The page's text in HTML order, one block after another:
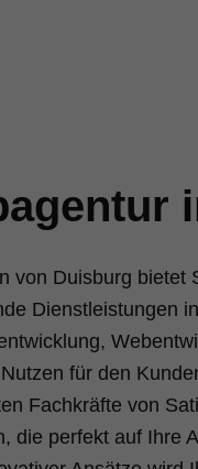
von Duisburg bietet
Dienstleistungen
für den
Fachkräfte von
die perfekt auf Ihre